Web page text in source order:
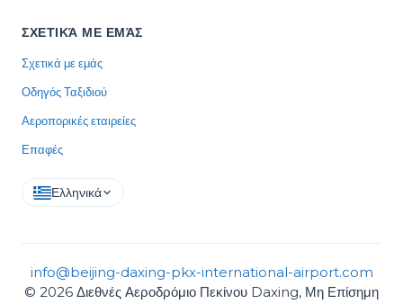
ΣΧΕΤΙΚΆ ΜΕ ΕΜΆΣ
Σχετικά με εμάς
Οδηγός Ταξιδιού
Αεροπορικές εταιρείες
Επαφές
Ελληνικά
info@beijing-daxing-pkx-international-airport.com
© 2026 Διεθνές Αεροδρόμιο Πεκίνου Daxing, Μη Επίσημη